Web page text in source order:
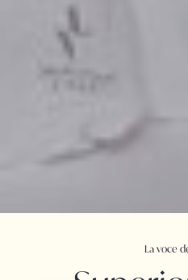
La voce